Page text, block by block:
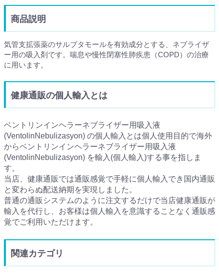
商品説明
気管支拡張薬のサルブタモールを有効成分とする、ネブライザ
ー用の吸入剤です。喘息や慢性閉塞性肺疾患（COPD）の治療
に用います。
健康通販の個人輸入とは
ベントリンインヘラーネブライザー用吸入液
(VentolinNebulizasyon) の個人輸入とは個人使用目的で海外
からベントリンインヘラーネブライザー用吸入液
(VentolinNebulizasyon) を輸入(個人輸入)する事を指しま
す。
当店、健康通販では通販感覚で手軽に個人輸入でき国内通販
と変わらぬ配送納期を実現しました。
普通の通販システムのように注文するだけで当店健康通販が
輸入を代行し、お客様は個人輸入を意識することなく通販感
覚でご利用いただけます。
関連カテゴリ